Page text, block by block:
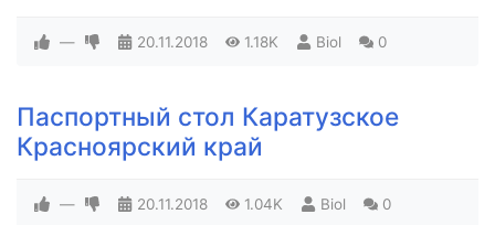
— 20.11.2018 1.18K Biol 0
Паспортный стол Каратузское
Красноярский край
— 20.11.2018 1.04K Biol 0